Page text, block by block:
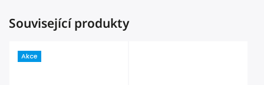
Související produkty
Akce